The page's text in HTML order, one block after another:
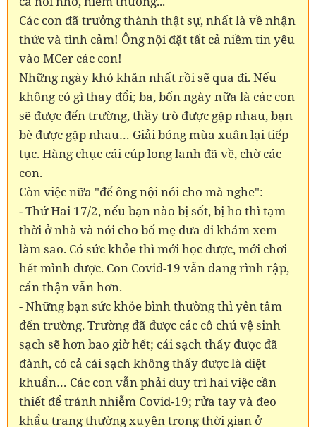
Các con đã trưởng thành thật sự, nhất là về nhận
thức và tình cảm! Ông nội đặt tất cả niềm tin yêu
vào MCer các con!
Những ngày khó khăn nhất rồi sẽ qua đi. Nếu
không có gì thay đổi; ba, bốn ngày nữa là các con
sẽ được đến trường, thầy trò được gặp nhau, bạn
bè được gặp nhau… Giải bóng mùa xuân lại tiếp
tục. Hàng chục cái cúp long lanh đã về, chờ các
con.
Còn việc nữa "để ông nội nói cho mà nghe":
- Thứ Hai 17/2, nếu bạn nào bị sốt, bị ho thì tạm
thời ở nhà và nói cho bố mẹ đưa đi khám xem
làm sao. Có sức khỏe thì mới học được, mới chơi
hết mình được. Con Covid-19 vẫn đang rình rập,
cẩn thận vẫn hơn.
- Những bạn sức khỏe bình thường thì yên tâm
đến trường. Trường đã được các cô chú vệ sinh
sạch sẽ hơn bao giờ hết; cái sạch thấy được đã
đành, có cả cái sạch không thấy được là diệt
khuẩn… Các con vẫn phải duy trì hai việc cần
thiết để tránh nhiễm Covid-19; rửa tay và đeo
khẩu trang thường xuyên trong thời gian ở